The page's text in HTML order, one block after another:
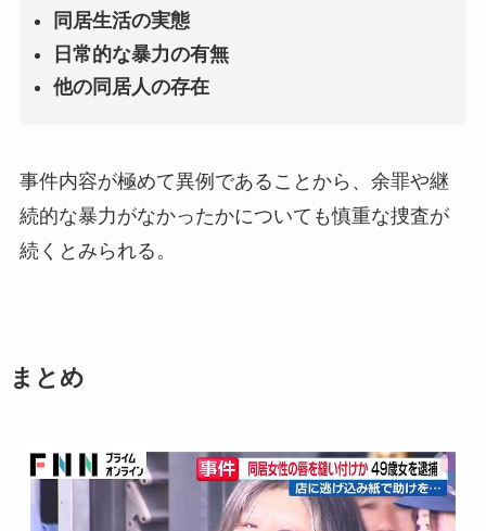
同居生活の実態
日常的な暴力の有無
他の同居人の存在
事件内容が極めて異例であることから、余罪や継
続的な暴力がなかったかについても慎重な捜査が
続くとみられる。
まとめ